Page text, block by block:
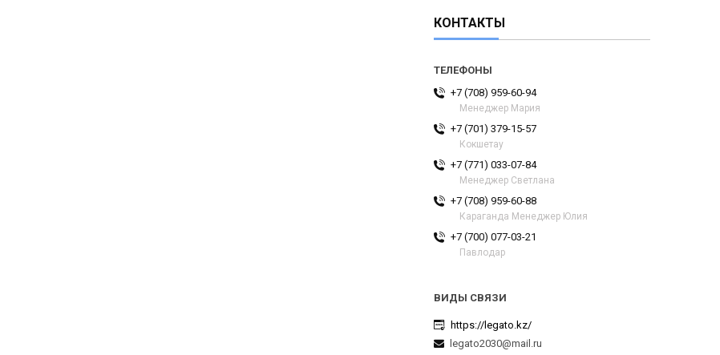
КОНТАКТЫ
+7 (708) 959-60-94
Менеджер Мария
+7 (701) 379-15-57
Кокшетау
+7 (771) 033-07-84
Менеджер Светлана
+7 (708) 959-60-88
Караганда Менеджер Юлия
+7 (700) 077-03-21
Павлодар
https://legato.kz/
legato2030@mail.ru